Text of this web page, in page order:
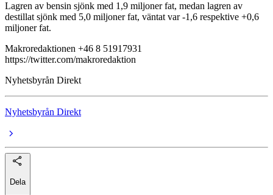
Lagren av bensin sjönk med 1,9 miljoner fat, medan lagren av
destillat sjönk med 5,0 miljoner fat, väntat var -1,6 respektive +0,6
miljoner fat.
Makroredaktionen +46 8 51917931
https://twitter.com/makroredaktion
Nyhetsbyrån Direkt
Nyhetsbyrån Direkt
Dela